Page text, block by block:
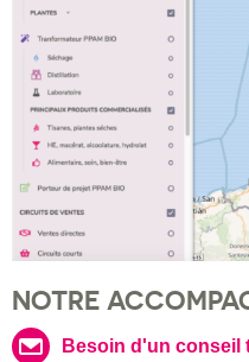
NOTRE
Besoin d'un conseil